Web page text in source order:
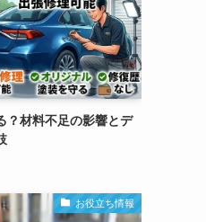
？材料不足の影響とデ
お役立ち情報